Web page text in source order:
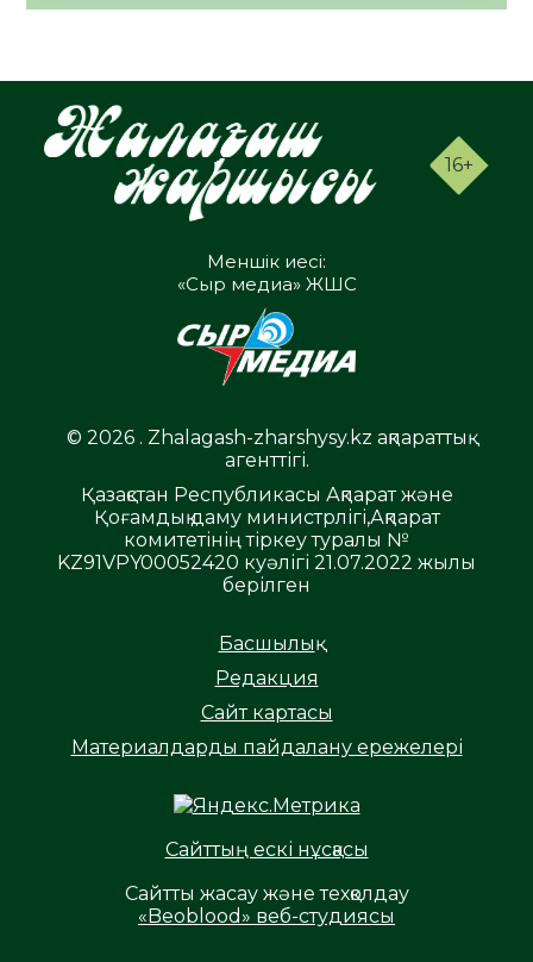
16+
Меншік иесі:
«Сыр медиа» ЖШС
© 2026 . Zhalagash-zharshysy.kz ақпараттық
агенттігі.
Қазақстан Республикасы Ақпарат және
Қоғамдық даму министрлігі,Ақпарат
комитетінің тіркеу туралы №
KZ91VPY00052420 куәлігі 21.07.2022 жылы
берілген
Басшылық
Редакция
Сайт картасы
Материалдарды пайдалану ережелері
Сайттың ескі нұсқасы
Сайтты жасау және техқолдау
«Beoblood» веб-студиясы